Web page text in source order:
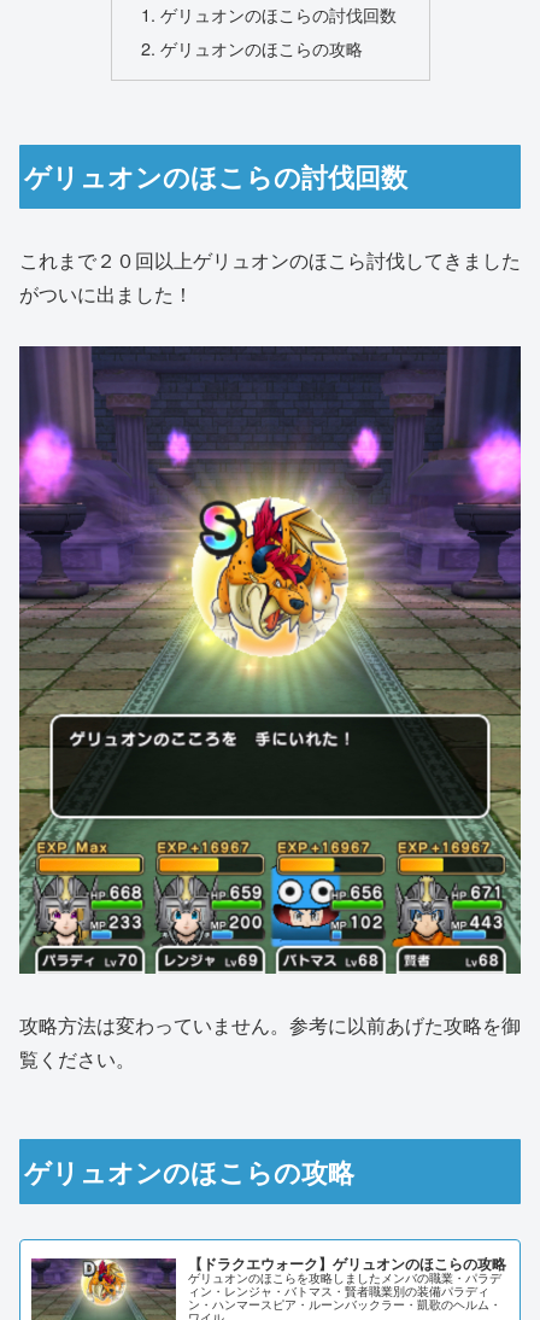
ゲリュオンのほこらの討伐回数
ゲリュオンのほこらの攻略
ゲリュオンのほこらの討伐回数
これまで２０回以上ゲリュオンのほこら討伐してきました
がついに出ました！
攻略方法は変わっていません。参考に以前あげた攻略を御
覧ください。
ゲリュオンのほこらの攻略
【ドラクエウォーク】ゲリュオンのほこらの攻略
ゲリュオンのほこらを攻略しましたメンバの職業・パラデ
ィン・レンジャ・バトマス・賢者職業別の装備パラディ
ン・ハンマースピア・ルーンバックラー・凱歌のヘルム・